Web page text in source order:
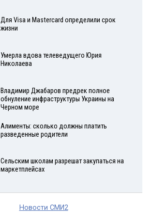
Для Visа и Mastercard определили срок
жизни
Умерла вдова телеведущего Юрия
Николаева
Владимир Джабаров предрек полное
обнуление инфраструктуры Украины на
Черном море
Алименты: сколько должны платить
разведенные родители
Сельским школам разрешат закупаться на
маркетплейсах
Новости СМИ2